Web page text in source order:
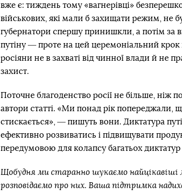
вже є: тиждень тому «вагнерівці»
військових, які мали б захищати режим, не
губернатори спершу принишкли, а потім за
путіну ― проте на цей церемоніальний
росіяни не в захваті від чинної влади й не
захист.
Поточне благоденство росії не більше, ніж
автори статті. «Ми понад рік попереджали,
стискається», ― пишуть вони. Диктатура
ефективно розвиватись і підвищувати
передумовою для колапсу багатьох диктатур
Щобудня ми старанно шукаємо найцікавіші
розповідаємо про них. Ваша підтримка